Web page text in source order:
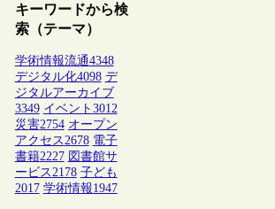
キーワードから検
索（テーマ）
学術情報流通4348
デジタル化4098 デ
ジタルアーカイブ
3349 イベント 3012
災害2754 オープン
アクセス2678 電子
書籍2227 図書館サ
ービス2178 子ども
2017 学術情報1947